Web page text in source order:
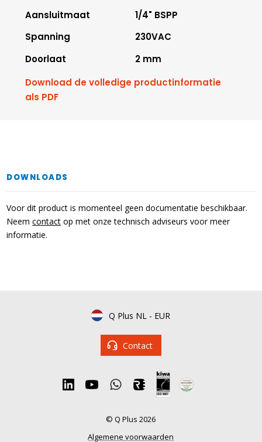
Aansluitmaat
1/4" BSPP
Spanning
230VAC
Doorlaat
2 mm
Download de volledige productinformatie
als PDF
DOWNLOADS
Voor dit product is momenteel geen documentatie beschikbaar.
Neemcontact op met onze technisch adviseurs voor meer
informatie.
Q Plus NL - EUR
Contact
© Q Plus 2026
Algemene voorwaarden